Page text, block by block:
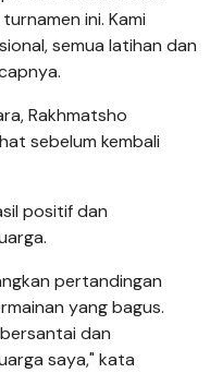
ini. Kami
semua latihan dan
Rakhmatsho
sebelum kembali
positif dan
pertandingan
yang bagus.
dan
saya," kata